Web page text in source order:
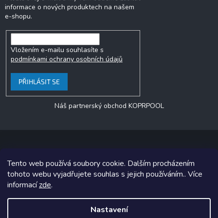
Tento web používá soubory cookie. Dalším procházením
tohoto webu vyjadřujete souhlas s jejich používáním.. Více
informacízde.
Nastavení
informace o nových produktech na našem
e-shopu.
Vložením e-mailu souhlasíte s
podmínkami ochrany osobních údajů
PŘIHLÁSIT SE
Náš partnerský obchod KOPRPOOL
Copyright 2026jezero.cz. Všechna práva vyhrazena.
Grafický návrh vytvořil a na Shoptet implementoval
Shoptetak.cz.